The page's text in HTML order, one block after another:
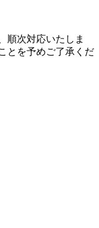
順次対応いたしま
とを予めご了承くだ